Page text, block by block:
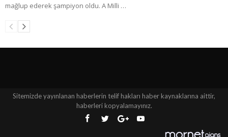
mağlup ederek şampiyon oldu. A Milli …
Sitemizde yayınlanan haberlerin telif hakları haber kaynaklarına aittir,
haberleri kopyalamayınız.